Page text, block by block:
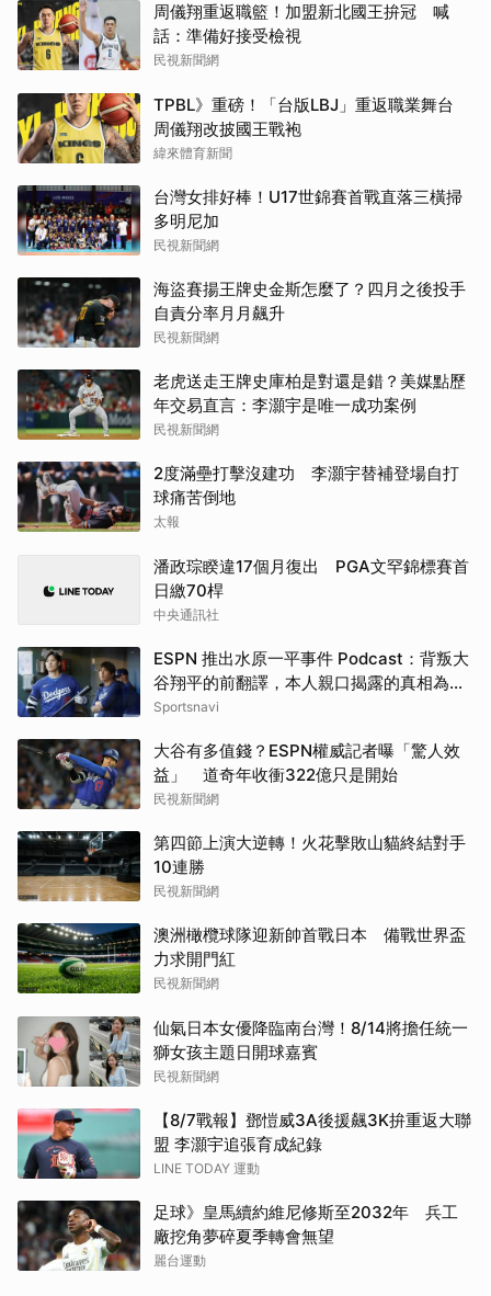
周儀翔重返職籃！加盟新北國王拚冠 喊
話：準備好接受檢視
民視新聞網
TPBL》重磅！「台版LBJ」重返職業舞台
周儀翔改披國王戰袍
緯來體育新聞
台灣女排好棒！U17世錦賽首戰直落三橫掃
多明尼加
民視新聞網
海盜賽揚王牌史金斯怎麼了？四月之後投手
自責分率月月飆升
民視新聞網
老虎送走王牌史庫柏是對還是錯？美媒點歷
年交易直言：李灝宇是唯一成功案例
民視新聞網
2度滿壘打擊沒建功 李灝宇替補登場自打
球痛苦倒地
太報
潘政琮睽違17個月復出 PGA文罕錦標賽首
日繳70桿
中央通訊社
ESPN 推出水原一平事件 Podcast：背叛大
谷翔平的前翻譯，本人親口揭露的真相為
何？
Sportsnavi
大谷有多值錢？ESPN權威記者曝「驚人效
益」 道奇年收衝322億只是開始
民視新聞網
第四節上演大逆轉！火花擊敗山貓終結對手
10連勝
民視新聞網
澳洲橄欖球隊迎新帥首戰日本 備戰世界盃
力求開門紅
民視新聞網
仙氣日本女優降臨南台灣！8/14將擔任統一
獅女孩主題日開球嘉賓
民視新聞網
【8/7戰報】鄧愷威3A後援飆3K拚重返大聯
盟 李灝宇追張育成紀錄
LINE TODAY 運動
足球》皇馬續約維尼修斯至2032年 兵工
廠挖角夢碎夏季轉會無望
麗台運動